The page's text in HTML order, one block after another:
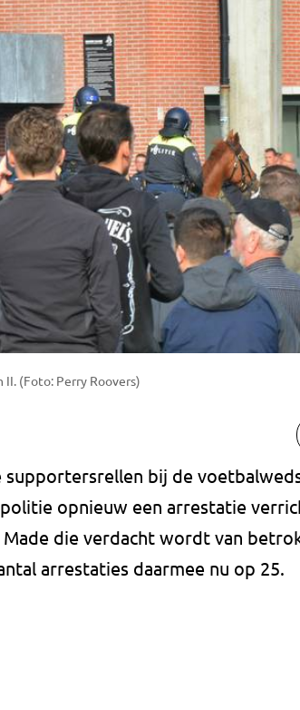
(Foto: Perry Roovers)
supportersrellen bij de
opnieuw een arrestatie
die verdacht wordt van
arrestaties daarmee nu op 25.